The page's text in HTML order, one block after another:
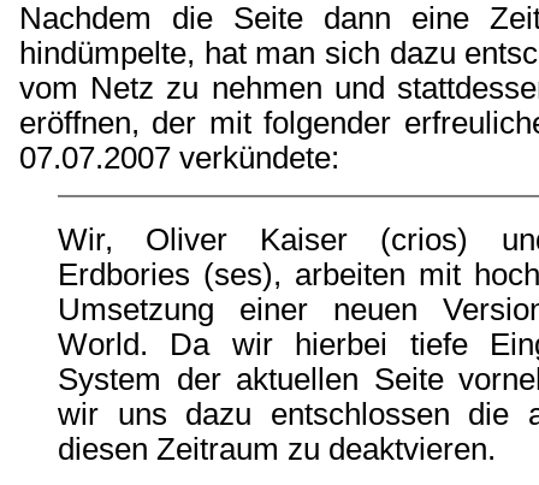
Nachdem die Seite dann eine
hindümpelte, hat man sich dazu
vom Netz zu nehmen und
eröffnen, der mit folgender
07.07.2007 verkündete:
Wir, Oliver Kaiser (crios)
Erdbories (ses), arbeiten mit
Umsetzung einer neuen
World. Da wir hierbei tiefe
System der aktuellen Seite
wir uns dazu entschlossen die
diesen Zeitraum zu deaktvieren.